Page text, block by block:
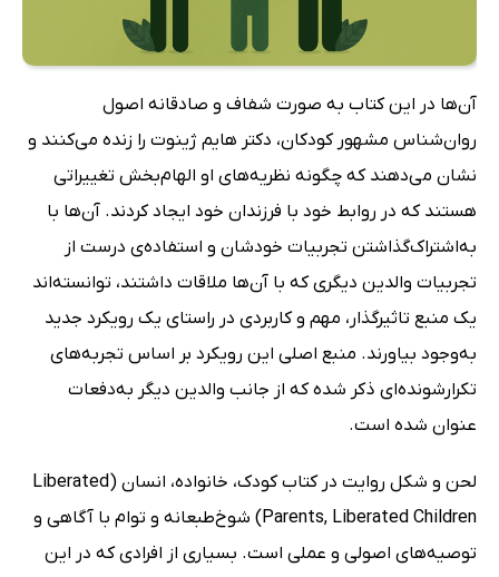
آن‌ها در این کتاب به صورت شفاف و صادقانه اصول
روان‌شناس مشهور کودکان، دکتر هایم ژینوت را زنده می‌کنند و
نشان می‌دهند که چگونه نظریه‌های او الهام‌بخش تغییراتی
هستند که در روابط خود با فرزندان خود ایجاد کردند. آن‌ها با
به‌اشتراک‌گذاشتن تجربیات خودشان و استفاده‌ی درست از
تجربیات والدین دیگری که با آن‌ها ملاقات داشتند، توانسته‌اند
یک منبع تاثیرگذار، مهم و کاربردی در راستای یک رویکرد جدید
به‌وجود بیاورند. منبع اصلی این رویکرد بر اساس تجربه‌های
تکرارشونده‌ای ذکر شده که از جانب والدین دیگر به‌دفعات
عنوان شده است.
لحن و شکل روایت در کتاب کودک، خانواده، انسان (Liberated
Parents, Liberated Children) شوخ‌طبعانه و توام با آگاهی و
توصیه‌های اصولی و عملی است. بسیاری از افرادی که در این